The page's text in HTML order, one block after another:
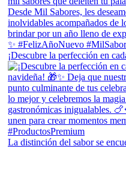
¡Descubre la perfección en
La distinción del sabor se